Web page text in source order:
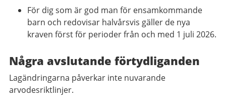
För dig som är god man för ensamkommande
barn och redovisar halvårsvis gäller de nya
kraven först för perioder från och med 1 juli 2026.
Några avslutande förtydliganden
Lagändringarna påverkar inte nuvarande
arvodesriktlinjer.